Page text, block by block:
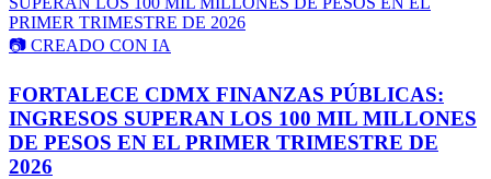
📷 CREADO CON IA
FORTALECE CDMX FINANZAS PÚBLICAS:
INGRESOS SUPERAN LOS 100 MIL MILLONES
DE PESOS EN EL PRIMER TRIMESTRE DE
2026